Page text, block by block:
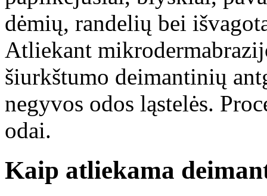
dėmių, randelių bei
Atliekant
šiurkštumo deimantinių
negyvos odos ląstelės.
odai.
Kaip atliekama